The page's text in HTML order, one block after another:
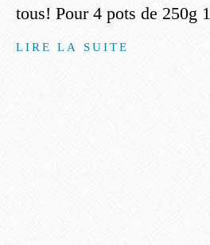
tous! Pour 4 pots de 250g
LIRE LA SUITE